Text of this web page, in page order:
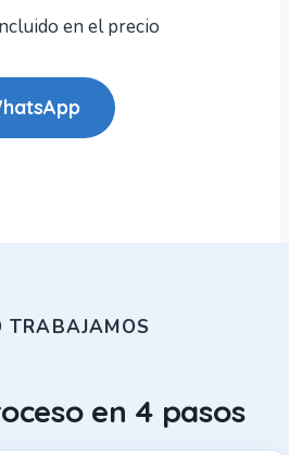
en el precio
TRABAJAMOS
en 4 pasos